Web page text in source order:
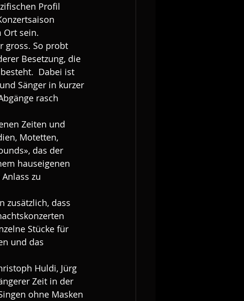
Profil
Ort sein.
gross. So probt
Besetzung, die
Dabei ist
Sänger in kurzer
rasch
Zeiten und
Motetten,
das der
hauseigenen
zu
zusätzlich, dass
Stücke für
und das
Huldi, Jürg
Zeit in der
ohne Masken